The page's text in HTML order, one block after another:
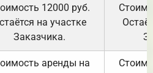
12000 руб.
на участке
Заказчика.
аренды на